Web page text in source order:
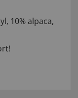
10% alpaca,